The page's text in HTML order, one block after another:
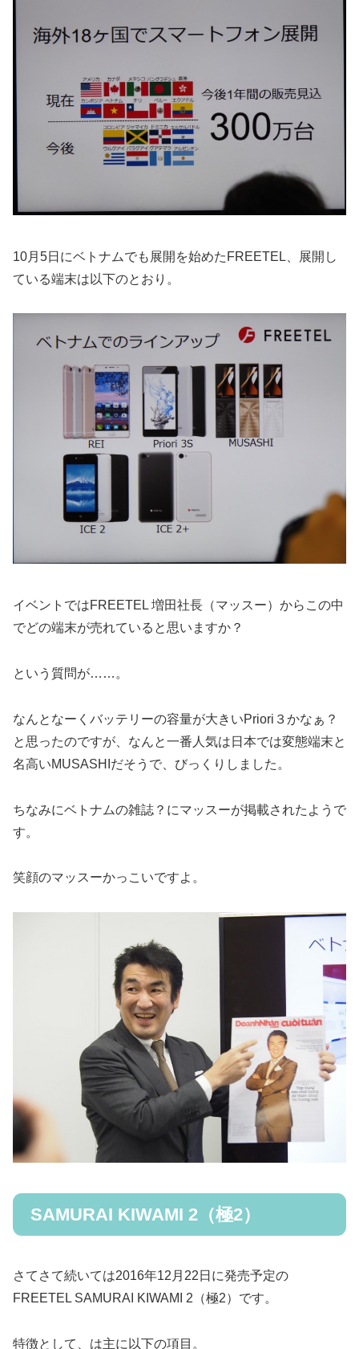
10月5日にベトナムでも展開を始めたFREETEL、展開し
ている端末は以下のとおり。
イベントではFREETEL 増田社長（マッスー）からこの中
でどの端末が売れていると思いますか？
という質問が……。
なんとなーくバッテリーの容量が大きいPriori３かなぁ？
と思ったのですが、なんと一番人気は日本では変態端末と
名高いMUSASHIだそうで、びっくりしました。
ちなみにベトナムの雑誌？にマッスーが掲載されたようで
す。
笑顔のマッスーかっこいですよ。
SAMURAI KIWAMI 2（極2）
さてさて続いては2016年12月22日に発売予定の
FREETEL SAMURAI KIWAMI 2（極2）です。
特徴として、は主に以下の項目。